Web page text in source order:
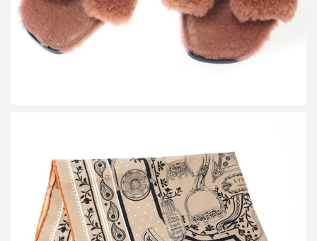
エルメス 26SS Etriers Remix bandana 55 鐙・シルクバンダナ